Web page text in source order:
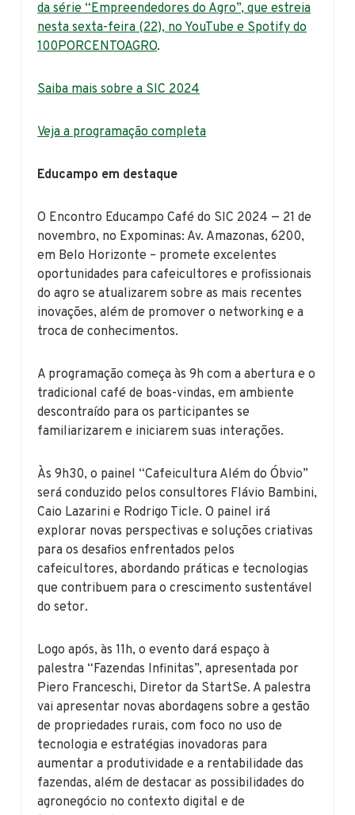
da série “Empreendedores do Agro”, que estreia
nesta sexta-feira (22), no YouTube e Spotify do
100PORCENTOAGRO.
Saiba mais sobre a SIC 2024
Veja a programação completa
Educampo em destaque
O Encontro Educampo Café do SIC 2024 — 21 de
novembro, no Expominas: Av. Amazonas, 6200,
em Belo Horizonte – promete excelentes
oportunidades para cafeicultores e profissionais
do agro se atualizarem sobre as mais recentes
inovações, além de promover o networking e a
troca de conhecimentos.
A programação começa às 9h com a abertura e o
tradicional café de boas-vindas, em ambiente
descontraído para os participantes se
familiarizarem e iniciarem suas interações.
Às 9h30, o painel “Cafeicultura Além do Óbvio”
será conduzido pelos consultores Flávio Bambini,
Caio Lazarini e Rodrigo Ticle. O painel irá
explorar novas perspectivas e soluções criativas
para os desafios enfrentados pelos
cafeicultores, abordando práticas e tecnologias
que contribuem para o crescimento sustentável
do setor.
Logo após, às 11h, o evento dará espaço à
palestra “Fazendas Infinitas”, apresentada por
Piero Franceschi, Diretor da StartSe. A palestra
vai apresentar novas abordagens sobre a gestão
de propriedades rurais, com foco no uso de
tecnologia e estratégias inovadoras para
aumentar a produtividade e a rentabilidade das
fazendas, além de destacar as possibilidades do
agronegócio no contexto digital e de